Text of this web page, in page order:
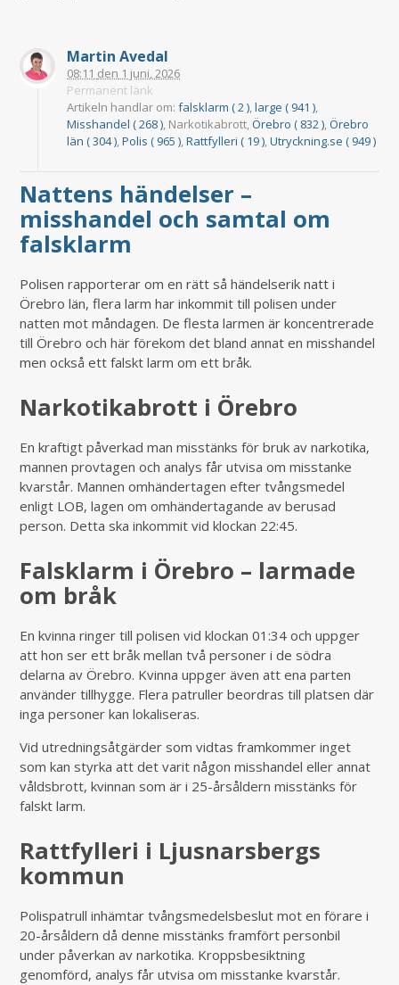
Martin Avedal
08:11 den 1 juni, 2026
Permanent länk
Artikeln handlar om:falsklarm ( 2 ),large ( 941 ),
Misshandel ( 268 ), Narkotikabrott,Örebro ( 832 ),Örebro
län ( 304 ),Polis ( 965 ),Rattfylleri ( 19 ),Utryckning.se ( 949 )
Nattens händelser –
misshandel och samtal om
falsklarm
Polisen rapporterar om en rätt så händelserik natt i
Örebro län, flera larm har inkommit till polisen under
natten mot måndagen. De flesta larmen är koncentrerade
till Örebro och här förekom det bland annat en misshandel
men också ett falskt larm om ett bråk.
Narkotikabrott i Örebro
En kraftigt påverkad man misstänks för bruk av narkotika,
mannen provtagen och analys får utvisa om misstanke
kvarstår. Mannen omhändertagen efter tvångsmedel
enligt LOB, lagen om omhändertagande av berusad
person. Detta ska inkommit vid klockan 22:45.
Falsklarm i Örebro – larmade
om bråk
En kvinna ringer till polisen vid klockan 01:34 och uppger
att hon ser ett bråk mellan två personer i de södra
delarna av Örebro. Kvinna uppger även att ena parten
använder tillhygge. Flera patruller beordras till platsen där
inga personer kan lokaliseras.
Vid utredningsåtgärder som vidtas framkommer inget
som kan styrka att det varit någon misshandel eller annat
våldsbrott, kvinnan som är i 25-årsåldern misstänks för
falskt larm.
Rattfylleri i Ljusnarsbergs
kommun
Polispatrull inhämtar tvångsmedelsbeslut mot en förare i
20-årsåldern då denne misstänks framfört personbil
under påverkan av narkotika. Kroppsbesiktning
genomförd, analys får utvisa om misstanke kvarstår.